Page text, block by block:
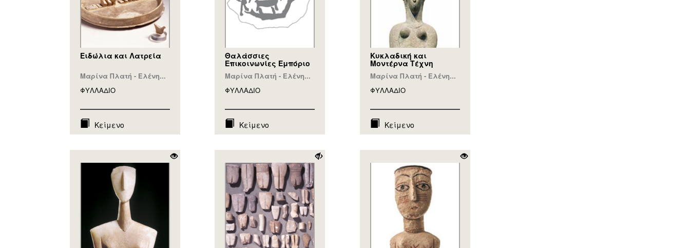
Ειδώλια και Λατρεία
Μαρίνα Πλατή - Ελένη...
ΦΥΛΛAΔΙΟ
Κείμενο
Θαλάσσιες
Επικοινωνίες Εμπόριο
Μαρίνα Πλατή - Ελένη...
ΦΥΛΛAΔΙΟ
Κείμενο
Κυκλαδική και
Μοντέρνα Τέχνη
Μαρίνα Πλατή - Ελένη...
ΦΥΛΛAΔΙΟ
Κείμενο